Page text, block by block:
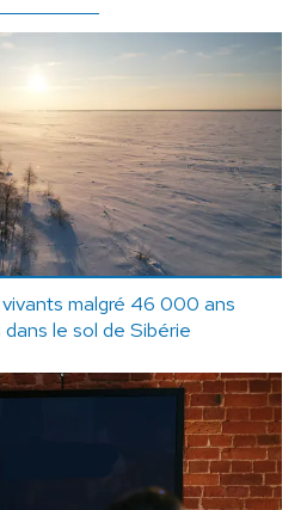
malgré 46 000 ans
le sol de Sibérie